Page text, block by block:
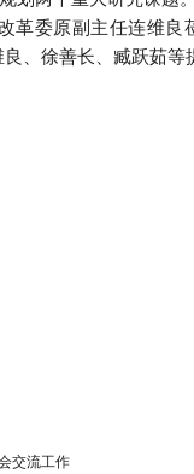
革委原副主任连维
、徐善长、臧跃茹
交流工作